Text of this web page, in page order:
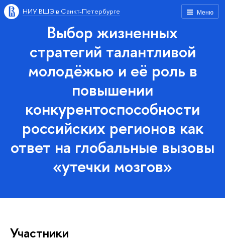
Меню
НИУ ВШЭ в Санкт-Петербурге
Выбор жизненных
стратегий талантливой
молодёжью и её роль в
повышении
конкурентоспособности
российских регионов как
ответ на глобальные вызовы
«утечки мозгов»
Участники